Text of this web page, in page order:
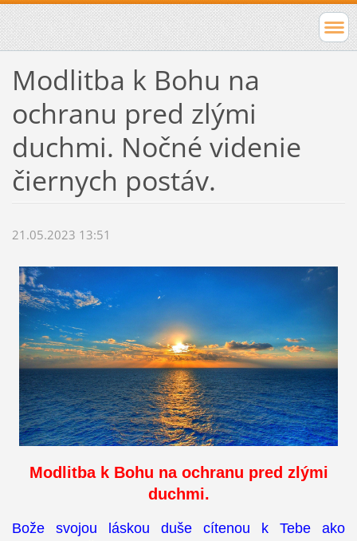
Modlitba k Bohu na
ochranu pred zlými
duchmi. Nočné videnie
čiernych postáv.
21.05.2023 13:51
Modlitba k Bohu na ochranu pred zlými
duchmi.
Bože svojou láskou duše cítenou k Tebe ako